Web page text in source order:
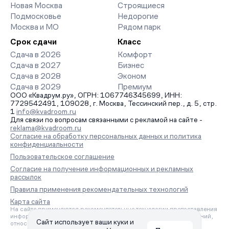
Новая Москва
Подмосковье
Москва и МО
Строящиеся
Недорогие
Рядом парк
Срок сдачи
Сдача в 2026
Сдача в 2027
Сдача в 2028
Сдача в 2029
Класс
Комфорт
Бизнес
Эконом
Премиум
ООО «Квадрум.ру», ОГРН: 1067746345699, ИНН:
7729542491, 109028, г. Москва, Тессинский пер., д. 5, стр.
1 info@kvadroom.ru
Для связи по вопросам связанными с рекламой на сайте -
reklama@kvadroom.ru
Согласие на обработку персональных данных и политика
конфиденциальности
Пользовательское соглашение
Согласие на получение информационных и рекламных
рассылок
Правила применения рекомендательных технологий
Карта сайта
На сайте применяются рекомендательные технологии предоставления
информации на основе сбора, систематизации и анализа сведений,
относящихся к предпочтениям пользователей сети «Интернет»,
Сайт использует ваши куки и